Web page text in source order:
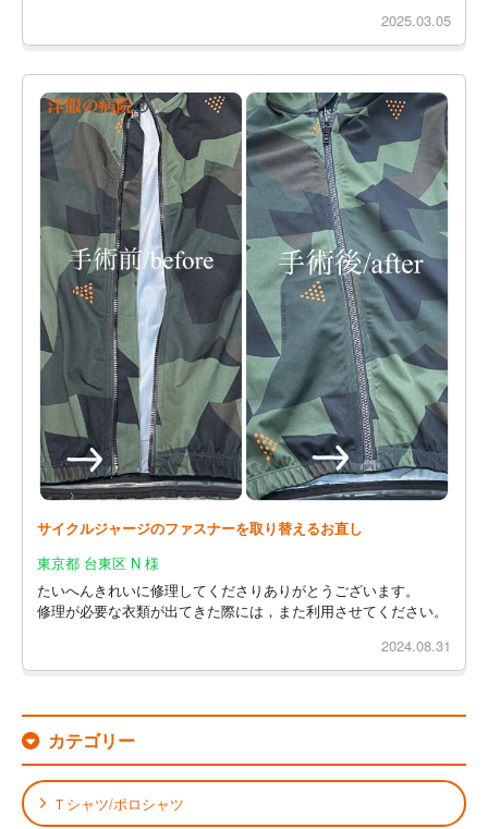
2025.03.05
サイクルジャージのファスナーを取り替えるお直し
東京都 台東区 N 様
たいへんきれいに修理してくださりありがとうございます。
修理が必要な衣類が出てきた際には，また利用させてください。
2024.08.31
カテゴリー
Ｔシャツ/ポロシャツ